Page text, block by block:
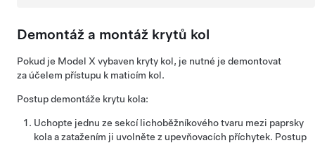
Demontáž a montáž krytů kol
Pokud je Model X vybaven kryty kol, je nutné je demontovat
za účelem přístupu k maticím kol.
Postup demontáže krytu kola:
Uchopte jednu ze sekcí lichoběžníkového tvaru mezi paprsky
kola a zatažením ji uvolněte z upevňovacích příchytek. Postup